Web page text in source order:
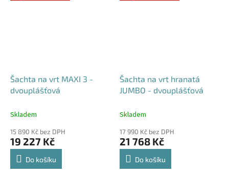
Šachta na vrt MAXI 3 -
dvouplášťová
Skladem
15 890 Kč bez DPH
19 227 Kč
Do košíku
Šachta na vrt hranatá
JUMBO - dvouplášťová
Skladem
17 990 Kč bez DPH
21 768 Kč
Do košíku